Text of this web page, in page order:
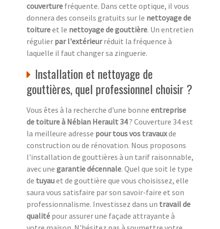
couverture fréquente. Dans cette optique, il vous
donnera des conseils gratuits sur le nettoyage de
toitureet le nettoyage de gouttière. Un entretien
régulier par l'extérieurréduit la fréquence à
laquelle il faut changer sa zinguerie.
Installation et nettoyage de
gouttières, quel professionnel choisir ?
Vous êtes à la recherche d'une bonne entreprise
de toiture à Nébian Herault 34? Couverture 34 est
la meilleure adresse pour tous vos travauxde
construction ou de rénovation. Nous proposons
l'installation de gouttières à un tarif raisonnable,
avec une garantie décennale. Quel que soit le type
de tuyauet de gouttière que vous choisissez, elle
saura vous satisfaire par son savoir-faire et son
professionnalisme. Investissez dans un travail de
qualité pour assurer une façade attrayante à